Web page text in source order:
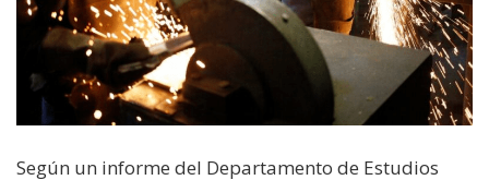
Según un informe del Departamento de Estudios